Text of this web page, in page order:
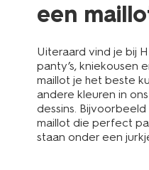
een
Uiteraard vind je bij
panty’s, kniekousen
maillot je het beste
andere kleuren in
dessins.
maillot die perfect
staan onder een